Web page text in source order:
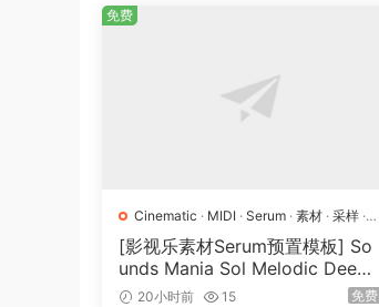
Cinematic · MIDI · Serum · 素材 · 采样 ·
预置
[影视乐素材Serum预置模板] So
unds Mania Sol Melodic Deep
[WAV, MiDi]（1.23GB）
20小时前 15 免费
免费